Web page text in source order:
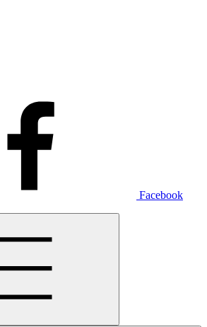
Facebook